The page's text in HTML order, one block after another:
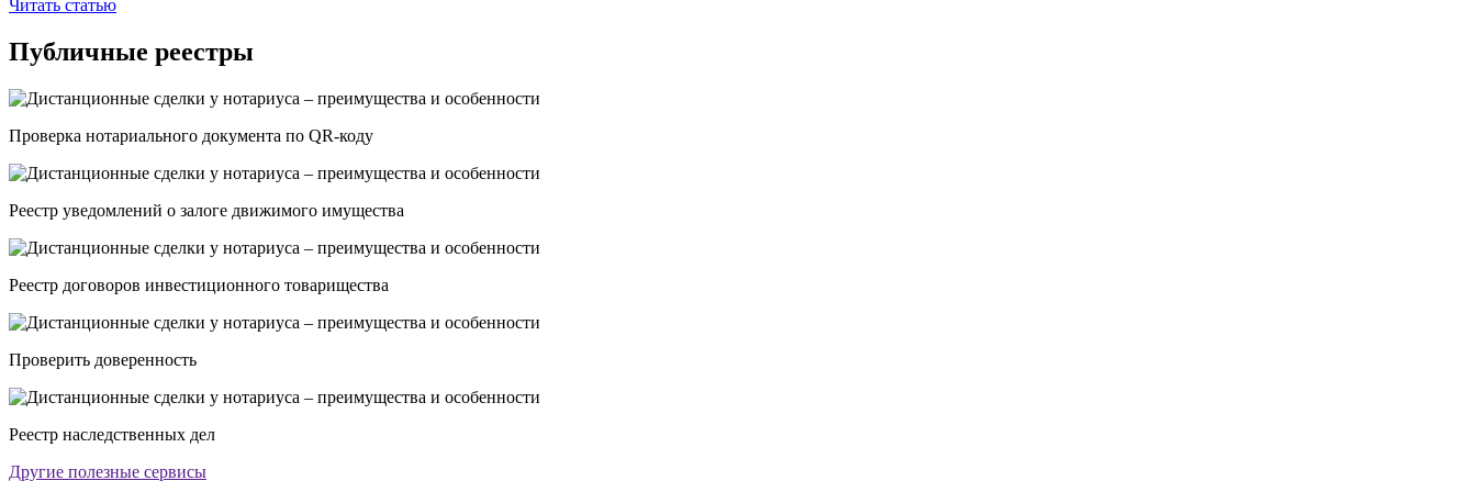
Читать статью
Публичные реестры
Проверка нотариального документа по QR-коду
Реестр уведомлений о залоге движимого имущества
Реестр договоров инвестиционного товарищества
Проверить доверенность
Реестр наследственных дел
Другие полезные сервисы